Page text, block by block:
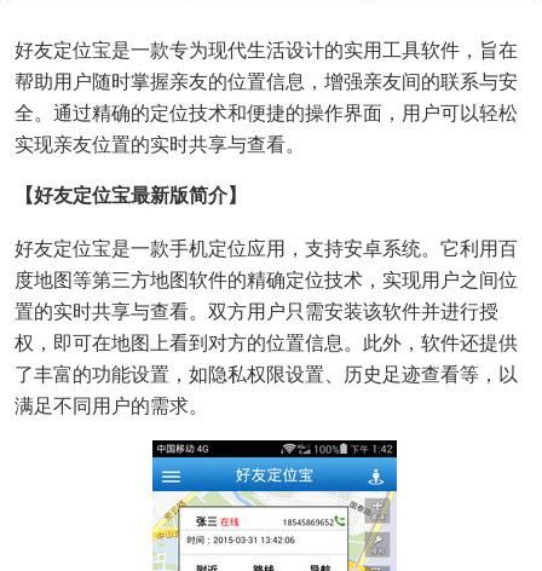
好友定位宝是一款专为现代生活设计的实用工具软件，旨在
帮助用户随时掌握亲友的位置信息，增强亲友间的联系与安
全。通过精确的定位技术和便捷的操作界面，用户可以轻松
实现亲友位置的实时共享与查看。
【好友定位宝最新版简介】
好友定位宝是一款手机定位应用，支持安卓系统。它利用百
度地图等第三方地图软件的精确定位技术，实现用户之间位
置的实时共享与查看。双方用户只需安装该软件并进行授
权，即可在地图上看到对方的位置信息。此外，软件还提供
了丰富的功能设置，如隐私权限设置、历史足迹查看等，以
满足不同用户的需求。